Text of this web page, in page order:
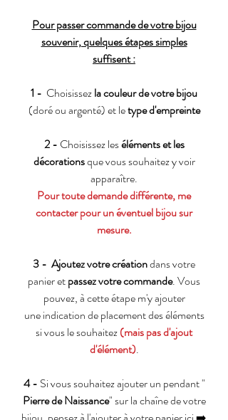
Pour passer commande de votre bijou
souvenir, quelques étapes simples
suffisent :
1 - Choisissezla couleur de votre bijou
(doré ou argenté) et letype d'empreinte
2 - Choisissez leséléments et les
décorationsque vous souhaitez y voir
apparaître.
Pour toute demande différente, me
contacter pour un éventuel bijou sur
mesure.
3 - Ajoutez votre créationdans votre
panier etpassez votre commande. Vous
pouvez, à cette étape m'y ajouter
une indication de placement des éléments
si vous le souhaitez(mais pas d'ajout
d'élément).
4 - Si vous souhaitez ajouter un pendant "
Pierre de Naissance" sur la chaîne de votre